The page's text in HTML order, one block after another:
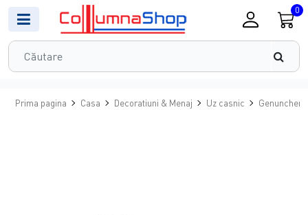
0
Prima pagina Casa Decoratiuni & Menaj Uz casnic